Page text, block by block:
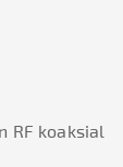
RF koaksial